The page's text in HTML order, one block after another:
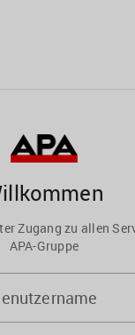
Zugang zu allen
APA-Gruppe